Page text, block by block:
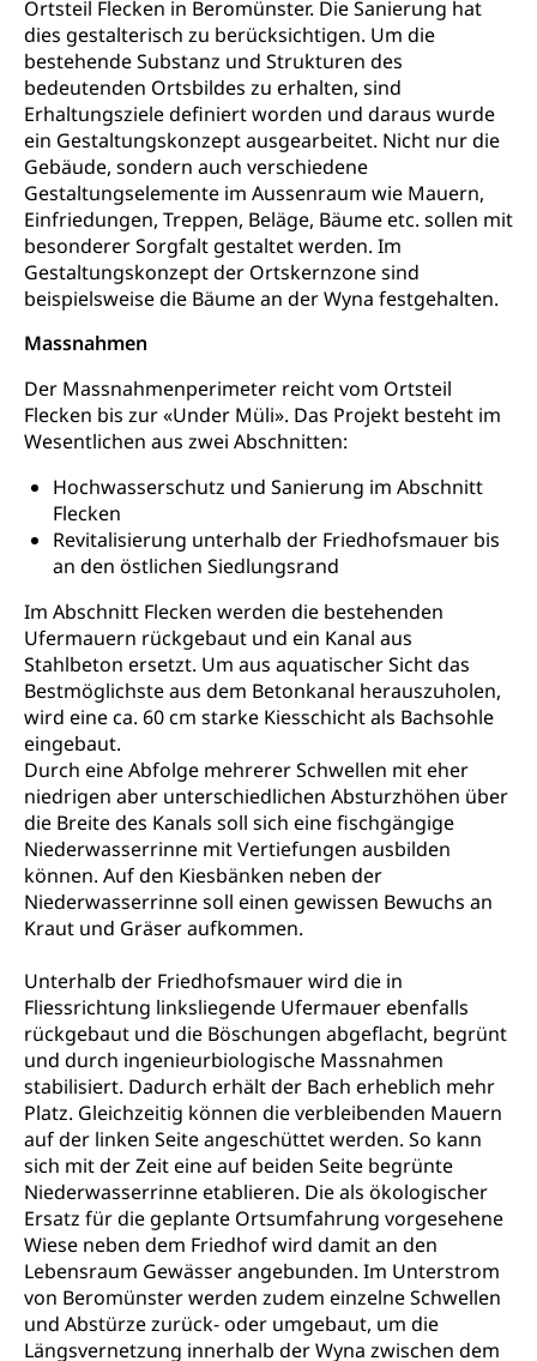
Ortsteil Flecken in Beromünster. Die Sanierung hat
dies gestalterisch zu berücksichtigen. Um die
bestehende Substanz und Strukturen des
bedeutenden Ortsbildes zu erhalten, sind
Erhaltungsziele definiert worden und daraus wurde
ein Gestaltungskonzept ausgearbeitet. Nicht nur die
Gebäude, sondern auch verschiedene
Gestaltungselemente im Aussenraum wie Mauern,
Einfriedungen, Treppen, Beläge, Bäume etc. sollen mit
besonderer Sorgfalt gestaltet werden. Im
Gestaltungskonzept der Ortskernzone sind
beispielsweise die Bäume an der Wyna festgehalten.
Massnahmen
Der Massnahmenperimeter reicht vom Ortsteil
Flecken bis zur «Under Müli». Das Projekt besteht im
Wesentlichen aus zwei Abschnitten:
Hochwasserschutz und Sanierung im Abschnitt
Flecken
Revitalisierung unterhalb der Friedhofsmauer bis
an den östlichen Siedlungsrand
Im Abschnitt Flecken werden die bestehenden
Ufermauern rückgebaut und ein Kanal aus
Stahlbeton ersetzt. Um aus aquatischer Sicht das
Bestmöglichste aus dem Betonkanal herauszuholen,
wird eine ca. 60 cm starke Kiesschicht als Bachsohle
eingebaut.
Durch eine Abfolge mehrerer Schwellen mit eher
niedrigen aber unterschiedlichen Absturzhöhen über
die Breite des Kanals soll sich eine fischgängige
Niederwasserrinne mit Vertiefungen ausbilden
können. Auf den Kiesbänken neben der
Niederwasserrinne soll einen gewissen Bewuchs an
Kraut und Gräser aufkommen.
Unterhalb der Friedhofsmauer wird die in
Fliessrichtung linksliegende Ufermauer ebenfalls
rückgebaut und die Böschungen abgeflacht, begrünt
und durch ingenieurbiologische Massnahmen
stabilisiert. Dadurch erhält der Bach erheblich mehr
Platz. Gleichzeitig können die verbleibenden Mauern
auf der linken Seite angeschüttet werden. So kann
sich mit der Zeit eine auf beiden Seite begrünte
Niederwasserrinne etablieren. Die als ökologischer
Ersatz für die geplante Ortsumfahrung vorgesehene
Wiese neben dem Friedhof wird damit an den
Lebensraum Gewässer angebunden. Im Unterstrom
von Beromünster werden zudem einzelne Schwellen
und Abstürze zurück- oder umgebaut, um die
Längsvernetzung innerhalb der Wyna zwischen dem
Wehrpflichtersatz, Wehrpflichtersatzabgabe
Militär
Schweizer Armee
Erwerbsausfallentschädigung (WAS Luzern)
Bevölkerungsschutz
Katastrophenschutz, Katastrophenhilfe, Polizei,
Feuerwehr, Gesundheitswesen, technische Betriebe,
Alarmierung, Sirenentest
Kantonaler Führungsstab
Polizei
Ordnungskräfte, Sicherheit, öffentliche Ordnung
Polizei
Versorgung
Vorratshaltung, Vorrat
Wasserversorgung
Waffen
Waffenerwerbsschein, Waffenschein, Waffenbüro,
Waffentragen, Selbstverteidigung
Waffen, Sprengstoffe und Pyrotechnik
Zivildienst
Militärdienst
Erwerbsausfallentschädigung (WAS Luzern)
Schutzdienstpflicht, Schutzraum,
Schutzraumbaupflicht
Zivilschutz
Staat und Recht
Gleichstellung von Frau und Mann
Diskriminierung, Gleichstellungsbüro, Mobbing
Gleichstellung aller Geschlechter und
Lebensformen
Gleichstellung Menschen mit
Behinderungen
Schlichtungsbehörde Gleichstellung
Zivilverfahren
Bezirksgerichte: Aufgaben und Verfahren
Kosten im Zivilprozess
Betreibung und Konkurs
Bankrott, Schulden, Zahlungsunfähigkeit, Pfändung
Schulden (gruezi.lu.ch)
Betreibungsämter
Betreibungsverfahren
Konkursämter
Demokratie
Regierungsform, Stimm- und Wahlrecht,
Stimmrecht, Abstimmungen, Wahlen, politische
Parteien, Grundfreiheiten, Pluralismus
Volksrechte
Kantonale Steuern
Finanzausgleich, Einkommenssteuer, Kopfsteuer,
Personalsteuer, Haushaltssteuer, Vermögenssteuer,
Verrechnungssteuer, Quellensteuer,
Grundstückgewinnsteuer, Liegenschaftssteuer,